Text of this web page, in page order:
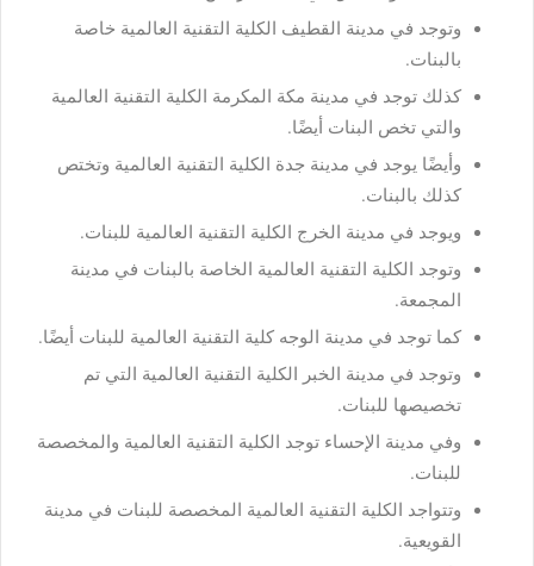
وتوجد في مدينة القطيف الكلية التقنية العالمية خاصة
بالبنات.
كذلك توجد في مدينة مكة المكرمة الكلية التقنية العالمية
والتي تخص البنات أيضًا.
وأيضًا يوجد في مدينة جدة الكلية التقنية العالمية وتختص
كذلك بالبنات.
ويوجد في مدينة الخرج الكلية التقنية العالمية للبنات.
وتوجد الكلية التقنية العالمية الخاصة بالبنات في مدينة
المجمعة.
كما توجد في مدينة الوجه كلية التقنية العالمية للبنات أيضًا.
وتوجد في مدينة الخبر الكلية التقنية العالمية التي تم
تخصيصها للبنات.
وفي مدينة الإحساء توجد الكلية التقنية العالمية والمخصصة
للبنات.
وتتواجد الكلية التقنية العالمية المخصصة للبنات في مدينة
القويعية.